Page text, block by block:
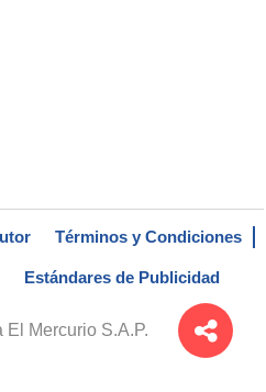
Términos y Condiciones
Estándares de Publicidad
El Mercurio S.A.P.